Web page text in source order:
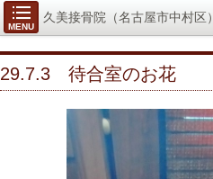
MENU
久美接骨院（名古屋市中村区）
29.7.3 待合室のお花